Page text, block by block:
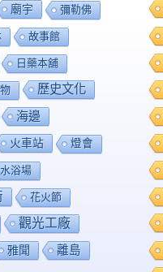
廟宇 彌勒佛
故事館
日藥本舖
歷史文化
海邊
火車站 燈會
浴場
花火節
觀光工廠
雅聞 離島